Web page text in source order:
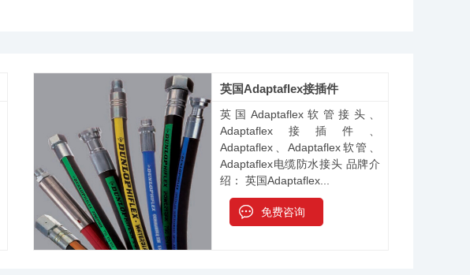
英国Adaptaflex接插件
英国Adaptaflex软管接头、
Adaptaflex接插件、
Adaptaflex、Adaptaflex软管、
Adaptaflex电缆防水接头 品牌介
绍： 英国Adaptaflex...
免费咨询